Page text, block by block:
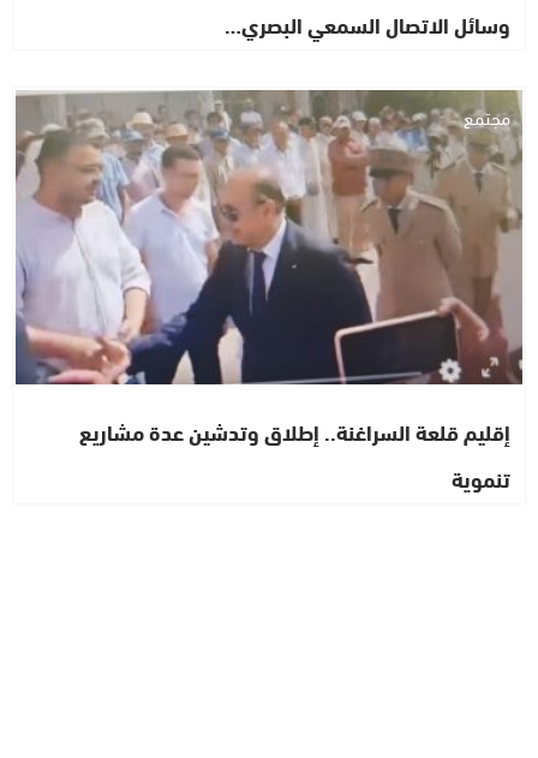
وسائل الاتصال السمعي البصري…
مجتمع
إقليم قلعة السراغنة.. إطلاق وتدشين عدة مشاريع
تنموية